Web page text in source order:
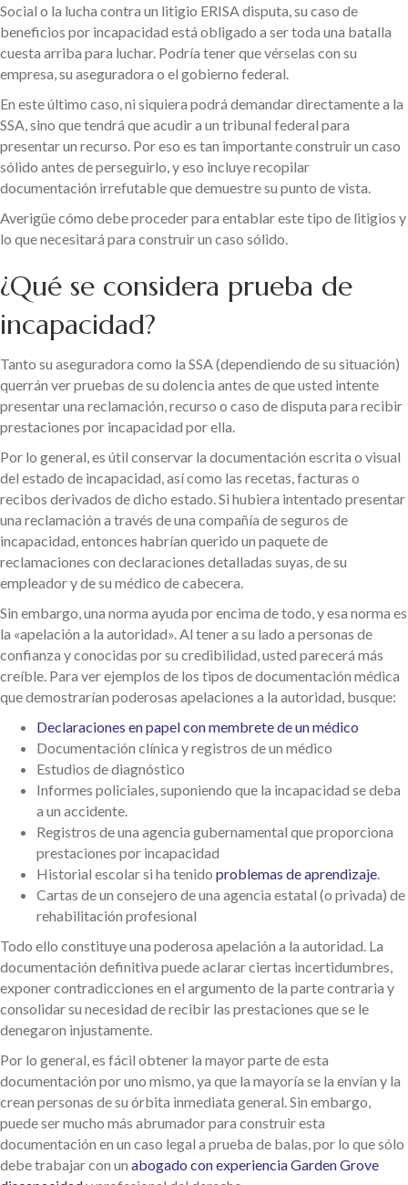
Social o la lucha contra un litigio ERISA disputa, su caso de
beneficios por incapacidad está obligado a ser toda una batalla
cuesta arriba para luchar. Podría tener que vérselas con su
empresa, su aseguradora o el gobierno federal.
En este último caso, ni siquiera podrá demandar directamente a la
SSA, sino que tendrá que acudir a un tribunal federal para
presentar un recurso. Por eso es tan importante construir un caso
sólido antes de perseguirlo, y eso incluye recopilar
documentación irrefutable que demuestre su punto de vista.
Averigüe cómo debe proceder para entablar este tipo de litigios y
lo que necesitará para construir un caso sólido.
¿Qué se considera prueba de
incapacidad?
Tanto su aseguradora como la SSA (dependiendo de su situación)
querrán ver pruebas de su dolencia antes de que usted intente
presentar una reclamación, recurso o caso de disputa para recibir
prestaciones por incapacidad por ella.
Por lo general, es útil conservar la documentación escrita o visual
del estado de incapacidad, así como las recetas, facturas o
recibos derivados de dicho estado. Si hubiera intentado presentar
una reclamación a través de una compañía de seguros de
incapacidad, entonces habrían querido un paquete de
reclamaciones con declaraciones detalladas suyas, de su
empleador y de su médico de cabecera.
Sin embargo, una norma ayuda por encima de todo, y esa norma es
la «apelación a la autoridad». Al tener a su lado a personas de
confianza y conocidas por su credibilidad, usted parecerá más
creíble. Para ver ejemplos de los tipos de documentación médica
que demostrarían poderosas apelaciones a la autoridad, busque:
Declaraciones en papel con membrete de un médico
Documentación clínica y registros de un médico
Estudios de diagnóstico
Informes policiales, suponiendo que la incapacidad se deba
a un accidente.
Registros de una agencia gubernamental que proporciona
prestaciones por incapacidad
Historial escolar si ha tenido problemas de aprendizaje.
Cartas de un consejero de una agencia estatal (o privada) de
rehabilitación profesional
Todo ello constituye una poderosa apelación a la autoridad. La
documentación definitiva puede aclarar ciertas incertidumbres,
exponer contradicciones en el argumento de la parte contraria y
consolidar su necesidad de recibir las prestaciones que se le
denegaron injustamente.
Por lo general, es fácil obtener la mayor parte de esta
documentación por uno mismo, ya que la mayoría se la envían y la
crean personas de su órbita inmediata general. Sin embargo,
puede ser mucho más abrumador para construir esta
documentación en un caso legal a prueba de balas, por lo que sólo
debe trabajar con un abogado con experiencia Garden Grove